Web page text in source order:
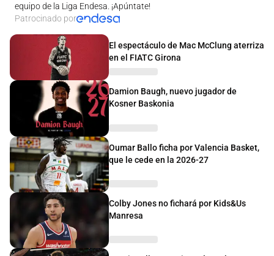
equipo de la Liga Endesa. ¡Apúntate!
Patrocinado por
El espectáculo de Mac McClung aterriza
en el FIATC Girona
Damion Baugh, nuevo jugador de
Kosner Baskonia
Oumar Ballo ficha por Valencia Basket,
que le cede en la 2026-27
Colby Jones no fichará por Kids&Us
Manresa